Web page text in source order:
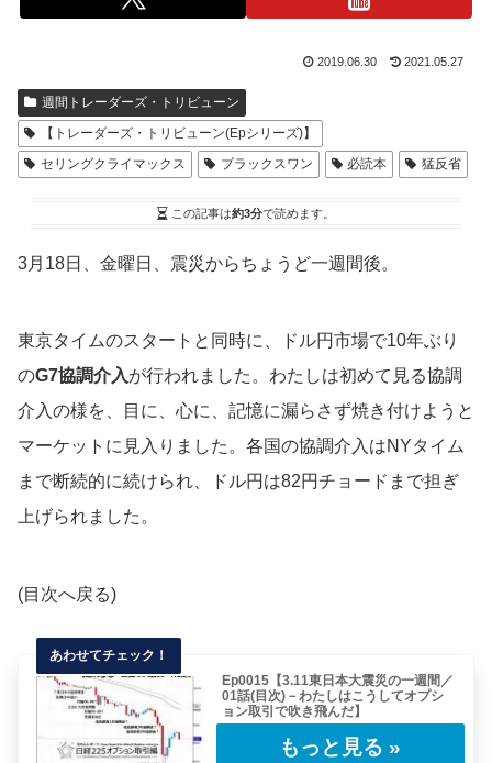
2019.06.30 2021.05.27
週間トレーダーズ・トリビューン
【トレーダーズ・トリビューン(Epシリーズ)】
セリングクライマックス
ブラックスワン 必読本 猛反省
この記事は約3分で読めます。
3月18日、金曜日、震災からちょうど一週間後。
東京タイムのスタートと同時に、ドル円市場で10年ぶり
のG7協調介入が行われました。わたしは初めて見る協調
介入の様を、目に、心に、記憶に漏らさず焼き付けようと
マーケットに見入りました。各国の協調介入はNYタイム
まで断続的に続けられ、ドル円は82円チョードまで担ぎ
上げられました。
(目次へ戻る)
Ep0015【3.11東日本大震災の一週間／
01話(目次)－わたしはこうしてオプシ
ョン取引で吹き飛んだ】
から連載していくようなレポートを書いていま